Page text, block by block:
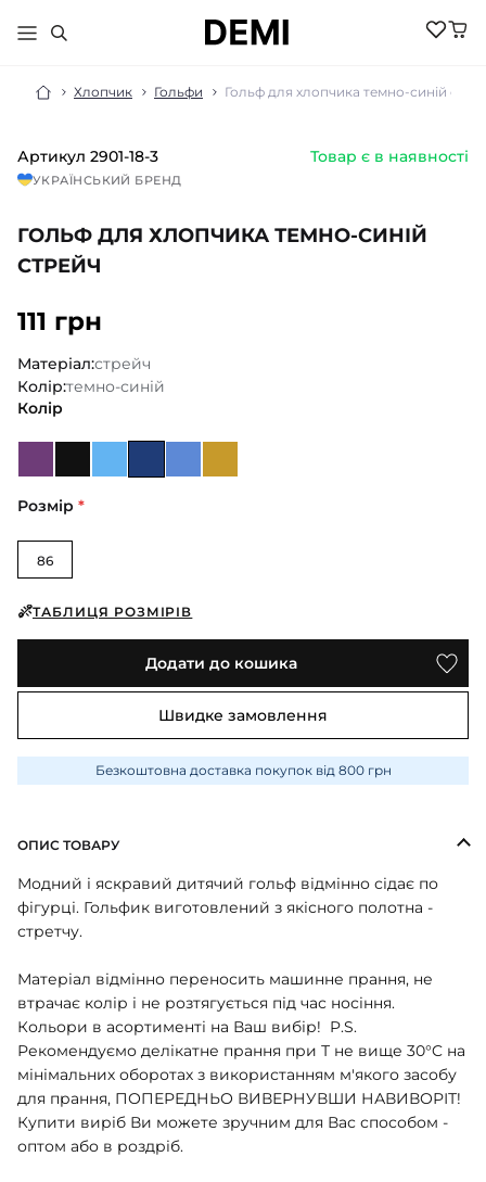
Хлопчик Гольфи Гольф для хлопчика темно-синій
Артикул 2901-18-3 Товар є в наявності
УКРАЇНСЬКИЙ БРЕНД
ГОЛЬФ ДЛЯ ХЛОПЧИКА ТЕМНО-СИНІЙ
СТРЕЙЧ
111 грн
Матеріал:стрейч
Колір:темно-синій
Колір
Розмір *
86
ТАБЛИЦЯ РОЗМІРІВ
Додати до кошика
Швидке замовлення
Безкоштовна доставка покупок від 800 грн
ОПИС ТОВАРУ
Модний і яскравий дитячий гольф відмінно сідає по
фігурці. Гольфик виготовлений з якісного полотна -
стретчу.
Матеріал відмінно переносить машинне прання, не
втрачає колір і не розтягується під час носіння.
Кольори в асортименті на Ваш вибір! P.S.
Рекомендуємо делікатне прання при Т не вище 30°C на
мінімальних оборотах з використанням м'якого засобу
для прання, ПОПЕРЕДНЬО ВИВЕРНУВШИ НАВИВОРІТ!
Купити виріб Ви можете зручним для Вас способом -
оптом або в роздріб.
МАЛЮКАМ
НОВИНКИ
РОЗПРОДАЖ
АКСЕСУАРИ
БІЛИЗНА ПІЖАМИ
БОДІ ПІСОЧНИКИ
ЖИЛЕТИ
КОЛГОТКИ
КОСТЮМИ
КУРТКИ
ПЕЛЮШКА-КОКОН
З ШАПОЧКОЮ
ПЕРЧАТКИ
ФУТБОЛКИ
ЧОЛОВІЧКИ СЛІПИ
ШАПОЧКИ
ШТАНЦІ
ПОВЗУНКИ
НОВИНКИ
БІЛИЗНА
БОМБЕРИ КУРТКИ
ВЕЛОСИПЕДКИ
КОЛГОТКИ
ШКАРПЕТКИ
КОСТЮМИ
КОМПЛЕКТИ
ЛОНГСЛІВИ
БЛУЗИ
ТЕРМОБІЛИЗНА
ШАПКИ ПОВ'ЯЗКИ
РОЗПРОДАЖ
БІЛИЗНА
ГОЛЬФИ
КОМПЛЕКТИ
КУРТКИ
БОМБЕРИ
ШАПКИ
ШТАНИ ДЖОГЕРИ
ЖІНКИ
БІЛИЗНА
ПІЖАМИ
КОМПЛЕКТИ
ФУТБОЛКИ
СЛІДИ